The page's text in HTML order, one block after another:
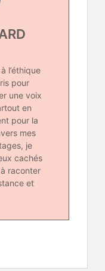
l’éthique
pour
une voix
en
pour la
mes
je
cachés
raconter
et